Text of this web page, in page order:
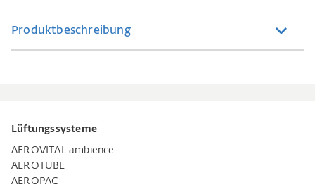
Produktbeschreibung
Lüftungssysteme
AEROVITAL ambience
AEROTUBE
AEROPAC